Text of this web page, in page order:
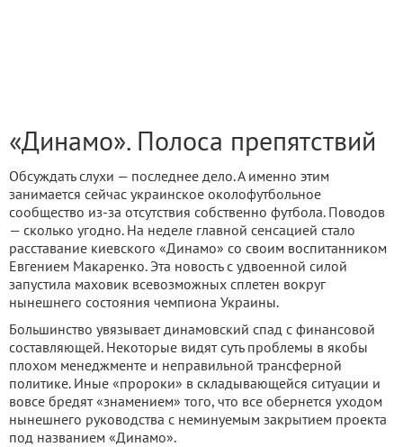
«Динамо». Полоса препятствий
Обсуждать слухи — последнее дело. А именно этим
занимается сейчас украинское околофутбольное
сообщество из-за отсутствия собственно футбола. Поводов
— сколько угодно. На неделе главной сенсацией стало
расставание киевского «Динамо» со своим воспитанником
Евгением Макаренко. Эта новость с удвоенной силой
запустила маховик всевозможных сплетен вокруг
нынешнего состояния чемпиона Украины.
Большинство увязывает динамовский спад с финансовой
составляющей. Некоторые видят суть проблемы в якобы
плохом менеджменте и неправильной трансферной
политике. Иные «пророки» в складывающейся ситуации и
вовсе бредят «знамением» того, что все обернется уходом
нынешнего руководства с неминуемым закрытием проекта
под названием «Динамо».